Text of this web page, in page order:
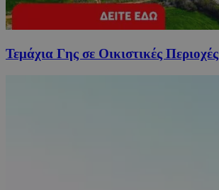
Τεμάχια Γης σε Οικιστικές Περιοχές